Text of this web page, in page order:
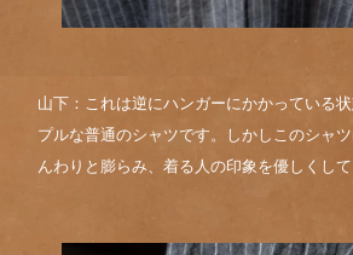
山下：これは逆にハンガーにかかっている
プルな普通のシャツです。しかしこのシャ
んわりと膨らみ、着る人の印象を優しくして